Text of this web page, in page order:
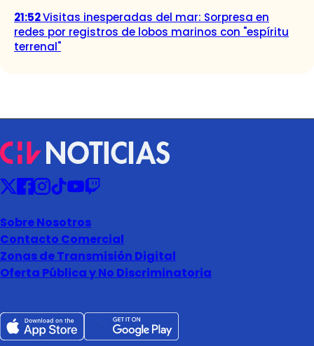
21:52Visitas inesperadas del mar: Sorpresa en
redes por registros de lobos marinos con "espíritu
terrenal"
Sobre Nosotros
Contacto Comercial
Zonas de Transmisión Digital
Oferta Pública y No Discriminatoria